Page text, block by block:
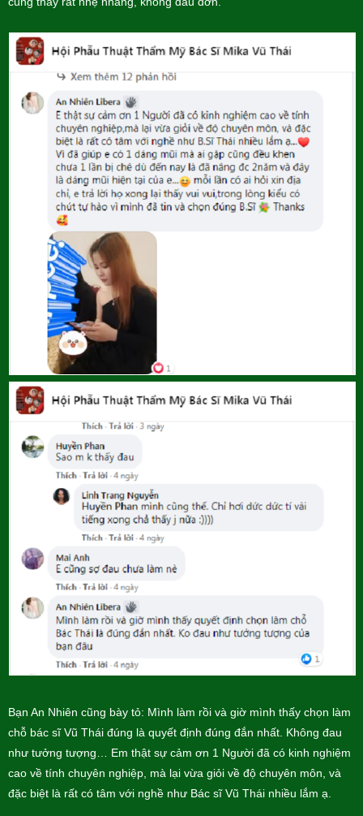
Bạn An Nhiên cũng bày tỏ: Mình làm rồi và giờ mình thấy chọn làm
chỗ bác sĩ Vũ Thái đúng là quyết định đúng đắn nhất. Không đau
như tưởng tượng… Em thật sự cảm ơn 1 Người đã có kinh nghiệm
cao về tính chuyên nghiệp, mà lại vừa giỏi về độ chuyên môn, và
đặc biệt là rất có tâm với nghề như Bác sĩ Vũ Thái nhiều lắm ạ.